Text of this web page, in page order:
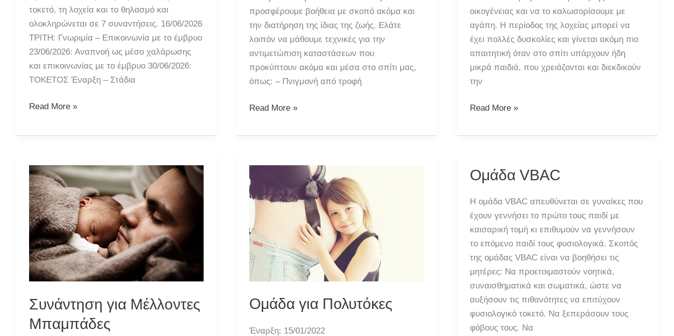
τοκετό, τη λοχεία και το θηλασμό και
ολοκληρώνεται σε 7 συναντήσεις. 16/06/2026
ΤΡΙΤΗ: Γνωριμία – Επικοινωνία με το έμβρυο
23/06/2026: Αναπνοή ως μέσο χαλάρωσης
και επικοινωνίας με το έμβρυο 30/06/2026:
ΤΟΚΕΤΟΣ Έναρξη – Στάδια
Ομάδα
για
Read More »
προσφέρουμε βοήθεια με σκοπό ακόμα και
την διατήρηση της ίδιας της ζωής. Ελάτε
λοιπόν να μάθουμε τεχνικές για την
αντιμετώπιση καταστάσεων που
προκύπτουν ακόμα και μέσα στο σπίτι μας,
όπως: – Πνιγμονή από τροφή
Σεμινάριο
Βοήθειες
Βρέφη
και
Παιδιά”
Read More »
οικογένειας και να το καλωσορίσουμε με
αγάπη. Η περίοδος της λοχείας μπορεί να
έχει πολλές δυσκολίες και γίνεται ακόμη πιο
απαιτητική όταν στο σπίτι υπάρχουν ήδη
μικρά παιδιά, που χρειάζονται και διεκδικούν
την
Συνάντηση
το
Read More »
Συνάντηση για Μέλλοντες
Μπαμπάδες
Ομάδα για Πολυτόκες
Έναρξη: 15/01/2022
Ομάδα VBAC
Η ομάδα VBAC απευθύνεται σε γυναίκες που
έχουν γεννήσει το πρώτο τους παιδί με
καισαρική τομή κι επιθυμούν να γεννήσουν
το επόμενο παιδί τους φυσιολογικά. Σκοπός
της ομάδας VBAC είναι να βοηθήσει τις
μητέρες: Να προετοιμαστούν νοητικά,
συναισθηματικά και σωματικά, ώστε να
αυξήσουν τις πιθανότητες να επιτύχουν
φυσιολογικό τοκετό. Να ξεπεράσουν τους
φόβους τους. Να